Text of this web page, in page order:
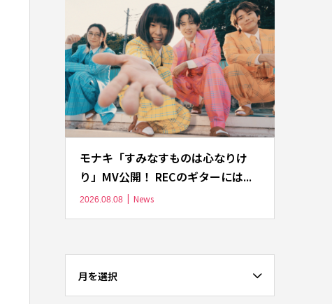
モナキ「すみなすものは心なりけ
り」MV公開！ RECのギターには...
2026.08.08 News
月を選択